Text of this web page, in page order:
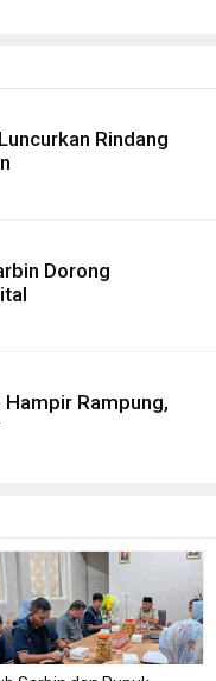
Rindang
Dorong
Rampung,